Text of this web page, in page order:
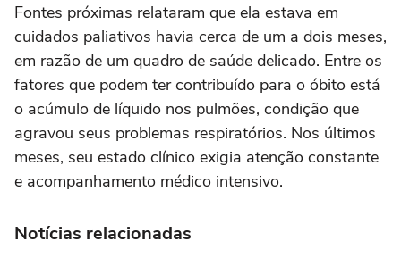
Fontes próximas relataram que ela estava em
cuidados paliativos havia cerca de um a dois meses,
em razão de um quadro de saúde delicado. Entre os
fatores que podem ter contribuído para o óbito está
o acúmulo de líquido nos pulmões, condição que
agravou seus problemas respiratórios. Nos últimos
meses, seu estado clínico exigia atenção constante
e acompanhamento médico intensivo.
Notícias relacionadas